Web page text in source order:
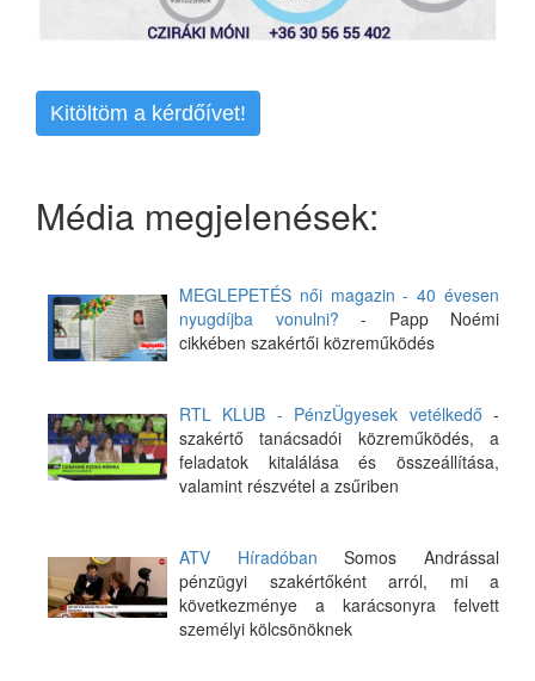
Kitöltöm a kérdőívet!
Média megjelenések:
MEGLEPETÉS női magazin - 40 évesen
nyugdíjba vonulni? - Papp Noémi
cikkében szakértői közreműködés
RTL KLUB - PénzÜgyesek vetélkedő -
szakértő tanácsadói közreműködés, a
feladatok kitalálása és összeállítása,
valamint részvétel a zsűriben
ATV Híradóban Somos Andrással
pénzügyi szakértőként arról, mi a
következménye a karácsonyra felvett
személyi kölcsönöknek